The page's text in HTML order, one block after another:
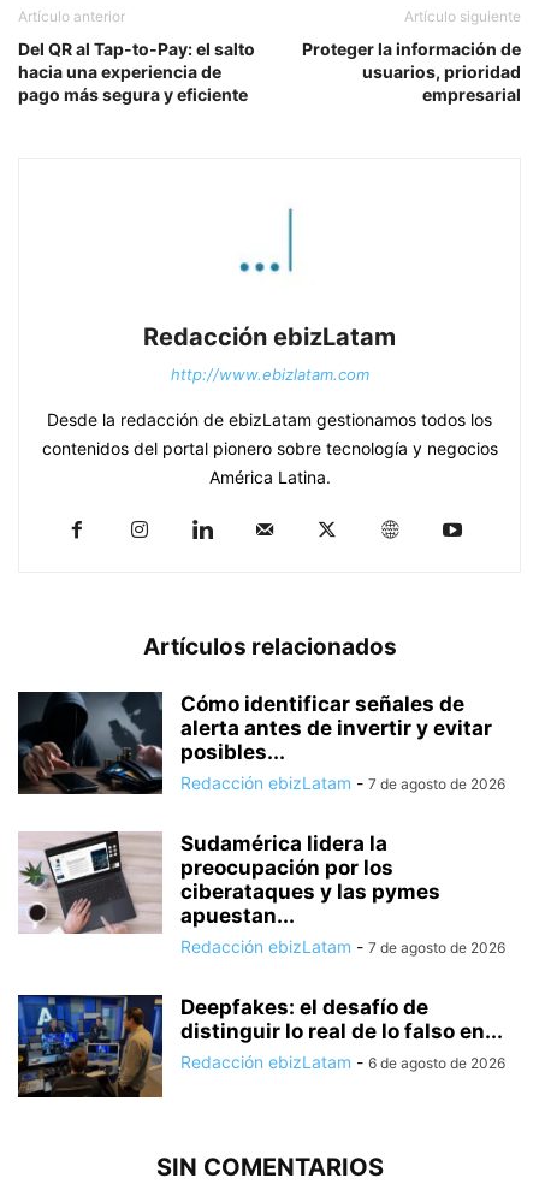
Artículo anterior
Del QR al Tap-to-Pay: el salto
hacia una experiencia de
pago más segura y eficiente
Artículo siguiente
Proteger la información de
usuarios, prioridad
empresarial
Redacción ebizLatam
http://www.ebizlatam.com
Desde la redacción de ebizLatam gestionamos todos los
contenidos del portal pionero sobre tecnología y negocios
América Latina.
Artículos relacionados
Cómo identificar señales de
alerta antes de invertir y evitar
posibles...
Redacción ebizLatam - 7 de agosto de 2026
Sudamérica lidera la
preocupación por los
ciberataques y las pymes
apuestan...
Redacción ebizLatam - 7 de agosto de 2026
Deepfakes: el desafío de
distinguir lo real de lo falso en...
Redacción ebizLatam - 6 de agosto de 2026
SIN COMENTARIOS